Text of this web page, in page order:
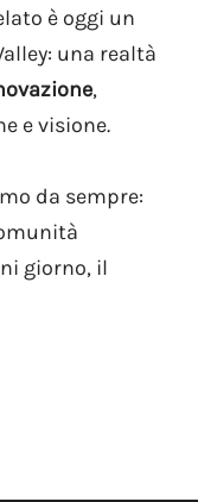
è oggi un
una realtà
,
e visione.
da sempre:
giorno, il